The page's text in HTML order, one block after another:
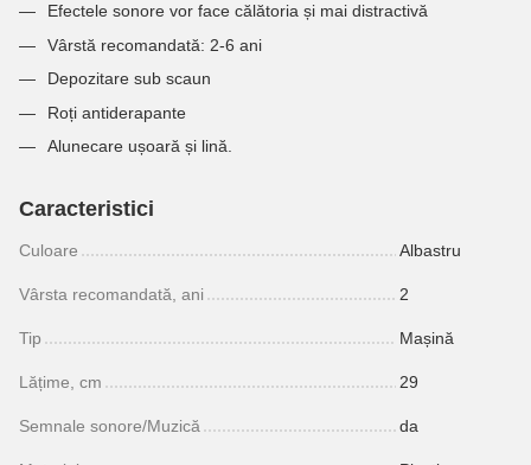
Efectele sonore vor face călătoria și mai distractivă
Vârstă recomandată: 2-6 ani
Depozitare sub scaun
Roți antiderapante
Alunecare ușoară și lină.
Caracteristici
Culoare Albastru
Vârsta recomandată, ani 2
Tip Mașină
Lățime, cm 29
Semnale sonore/Muzică da